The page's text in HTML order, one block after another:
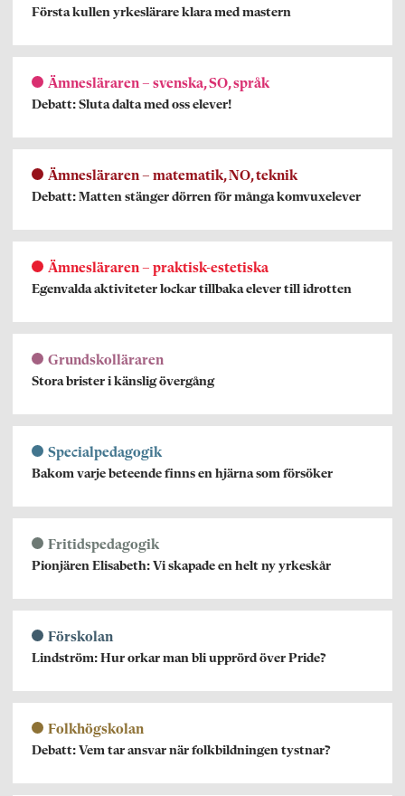
Första kullen yrkeslärare klara med mastern
Ämnesläraren – svenska, SO, språk
Debatt: Sluta dalta med oss elever!
Ämnesläraren – matematik, NO, teknik
Debatt: Matten stänger dörren för många komvuxelever
Ämnesläraren – praktisk-estetiska
Egenvalda aktiviteter lockar tillbaka elever till idrotten
Grundskolläraren
Stora brister i känslig övergång
Specialpedagogik
Bakom varje beteende finns en hjärna som försöker
Fritidspedagogik
Pionjären Elisabeth: Vi skapade en helt ny yrkeskår
Förskolan
Lindström: Hur orkar man bli upprörd över Pride?
Folkhögskolan
Debatt: Vem tar ansvar när folkbildningen tystnar?